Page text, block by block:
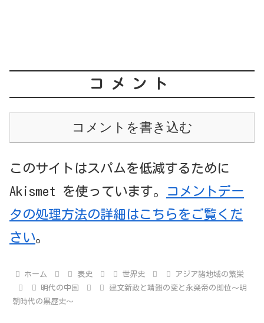
コメント
コメントを書き込む
このサイトはスパムを低減するために
Akismet を使っています。
コメントデー
タの処理方法の詳細はこちらをご覧くだ
さい。
ホーム 表史 世界史
アジア諸地域の繁栄
明代の中国
建文新政と靖難の変と永楽帝の即位～明
朝時代の黒歴史～